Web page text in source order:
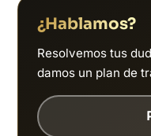
¿Hablamos?
Resolvemos tus
damos un plan de